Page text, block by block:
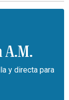
y directa para